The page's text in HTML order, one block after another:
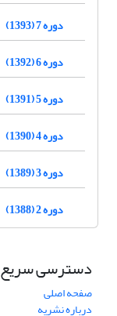
دوره 7 (1393)
دوره 6 (1392)
دوره 5 (1391)
دوره 4 (1390)
دوره 3 (1389)
دوره 2 (1388)
دسترسی سریع
صفحه اصلی
درباره نشریه